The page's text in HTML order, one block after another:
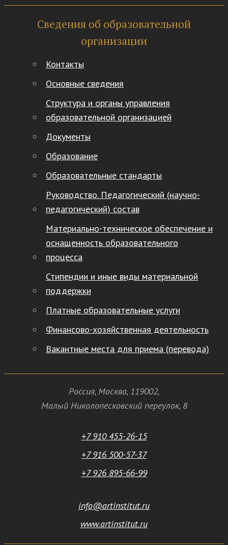
Сведения об образовательной
организации
Контакты
Основные сведения
Структура и органы управления
образовательной организацией
Документы
Образование
Образовательные стандарты
Руководство. Педагогический (научно-
педагогический) состав
Материально-техническое обеспечение и
оснащенность образовательного
процесса
Стипендии и иные виды материальной
поддержки
Платные образовательные услуги
Финансово-хозяйственная деятельность
Вакантные места для приема (перевода)
Россия, Москва, 119002,
Малый Николопесковский переулок,8
+7 910 455-26-15
+7 916 500-57-37
+7 926 895-66-99
info@artinstitut.ru
www.artinstitut.ru